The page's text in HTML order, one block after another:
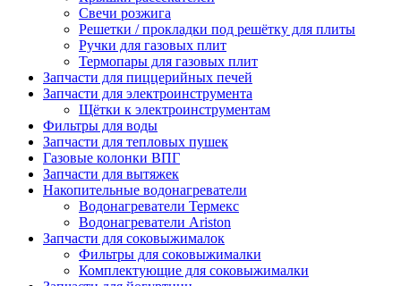
Свечи розжига
Решетки / прокладки под решётку для плиты
Ручки для газовых плит
Термопары для газовых плит
Запчасти для пиццерийных печей
Запчасти для электроинструмента
Щётки к электроинструментам
Фильтры для воды
Запчасти для тепловых пушек
Газовые колонки ВПГ
Запчасти для вытяжек
Накопительные водонагреватели
Водонагреватели Термекс
Водонагреватели Ariston
Запчасти для соковыжималок
Фильтры для соковыжималки
Комплектующие для соковыжималки